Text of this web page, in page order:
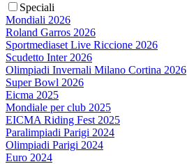
Speciali
Mondiali 2026
Roland Garros 2026
Sportmediaset Live Riccione 2026
Scudetto Inter 2026
Olimpiadi Invernali Milano Cortina 2026
Super Bowl 2026
Eicma 2025
Mondiale per club 2025
EICMA Riding Fest 2025
Paralimpiadi Parigi 2024
Olimpiadi Parigi 2024
Euro 2024